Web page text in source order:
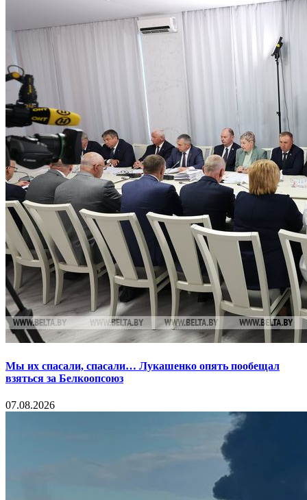
Мы их спасали, спасали… Лукашенко опять пообещал
взяться за Белкоопсоюз
07.08.2026